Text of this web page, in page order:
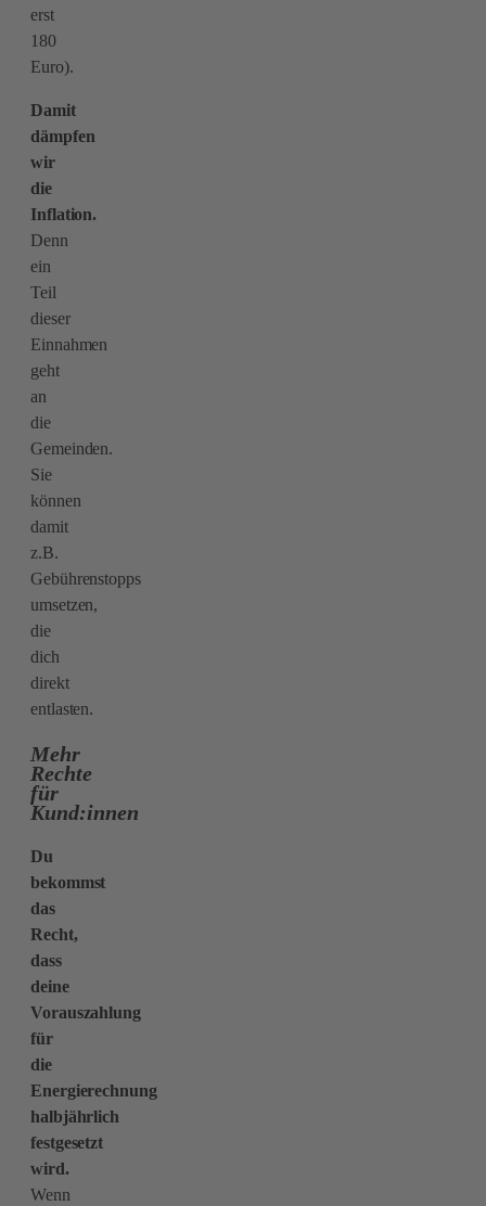
erst
180
Euro).
Damit
dämpfen
wir
die
Inflation.
Denn
ein
Teil
dieser
Einnahmen
geht
an
die
Gemeinden.
Sie
können
damit
z.B.
Gebührenstopps
umsetzen,
die
dich
direkt
entlasten.
Mehr
Rechte
für
Kund:innen
Du
bekommst
das
Recht,
dass
deine
Vorauszahlung
für
die
Energierechnung
halbjährlich
festgesetzt
wird.
Wenn